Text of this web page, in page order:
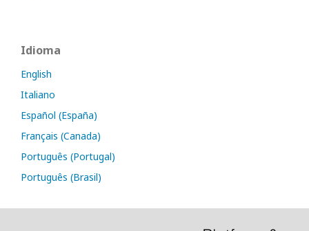
Idioma
English
Italiano
Español (España)
Français (Canada)
Português (Portugal)
Português (Brasil)